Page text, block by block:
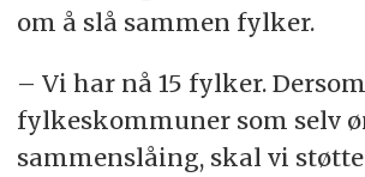
om å slå sammen fylker.
– Vi har nå 15 fylker.
fylkeskommuner som selv
sammenslåing, skal vi